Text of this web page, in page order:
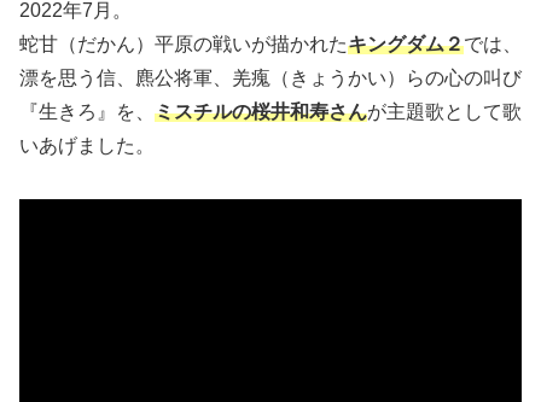
2022年7月。
蛇甘（だかん）平原の戦いが描かれたキングダム２では、
漂を思う信、麃公将軍、羌瘣（きょうかい）らの心の叫び
『生きろ』を、 ミスチルの桜井和寿さんが主題歌として歌
いあげました。